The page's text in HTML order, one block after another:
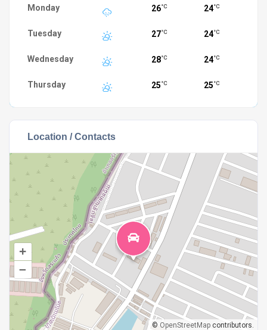
Monday 26°C 24°C
Tuesday 27°C 24°C
Wednesday 28°C 24°C
Thursday 25 °C 25 °C
Location / Contacts
+
–
© OpenStreetMap contributors.